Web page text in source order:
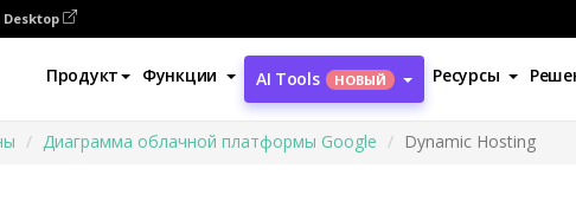
Продукт Функции AI Tools НОВЫЙ Ресурсы
Диаграмма облачной платформы Google Dynamic Hosting